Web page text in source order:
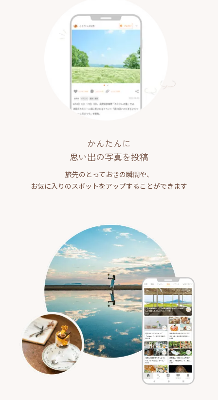
かんたんに
思い出の写真を投稿
旅先のとっておきの瞬間や、
お気に入りのスポットをアップすることができます